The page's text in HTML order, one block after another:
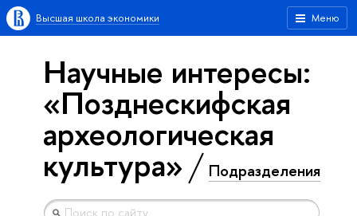
Меню
Высшая школа экономики
Научные интересы:
«Позднескифская
археологическая
культура» Подразделения